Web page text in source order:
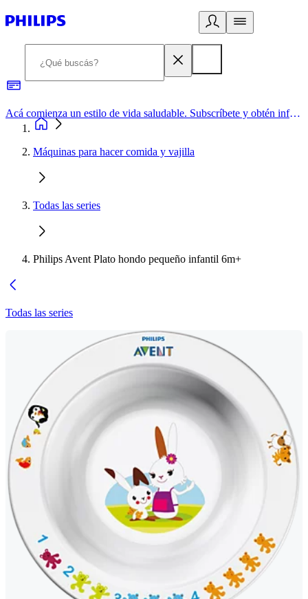
Acá comienza un estilo de vida saludable. Subscríbete y obtén información de primera mano
Máquinas para hacer comida y vajilla
Todas las series
Philips Avent Plato hondo pequeño infantil 6m+
Todas las series